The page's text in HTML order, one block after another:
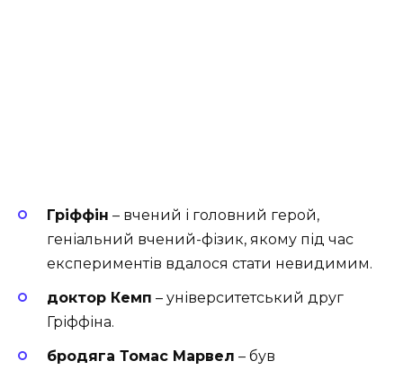
Гріффін – вчений і головний герой,
геніальний вчений-фізик, якому під час
експериментів вдалося стати невидимим.
доктор Кемп – університетський друг
Гріффіна.
бродяга Томас Марвел – був